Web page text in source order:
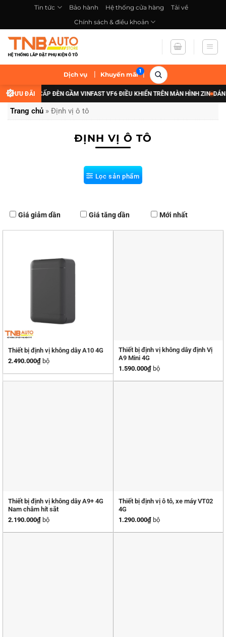
nội
dung
Tin tức Bảo hành Hệ thống cửa hàng
Tải về
Chính sách & điều khoản
Dịch vụ | Khuyến mãi |
ƯU ĐÃI
ĐÃI NÂNG CẤP ĐÈN GẦM VINFAST VF6 ĐIỀU KHIỂN TRÊN MÀN HÌNH ZIN DÁN
Trang chủ » Định vị ô tô
ĐỊNH VỊ Ô TÔ
Lọc sản phẩm
Giá giảm dần Giá tăng dần Mới nhất
Thiết bị định vị không dây A10 4G
2.490.000₫ bộ
Thiết bị định vị không dây định Vị
A9 Mini 4G
1.590.000₫bộ
Thiết bị định vị không dây A9+ 4G
Nam châm hít sắt
2.190.000₫ bộ
Thiết bị định vị ô tô, xe máy VT02
4G
1.290.000₫bộ